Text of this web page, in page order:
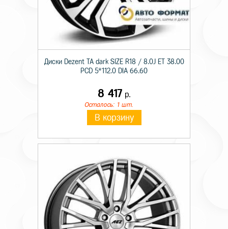
Диски Dezent TA dark SIZE R18 / 8.0J ET 38.00
PCD 5*112.0 DIA 66.60
8 417 р.
Осталось: 1 шт.
В корзину